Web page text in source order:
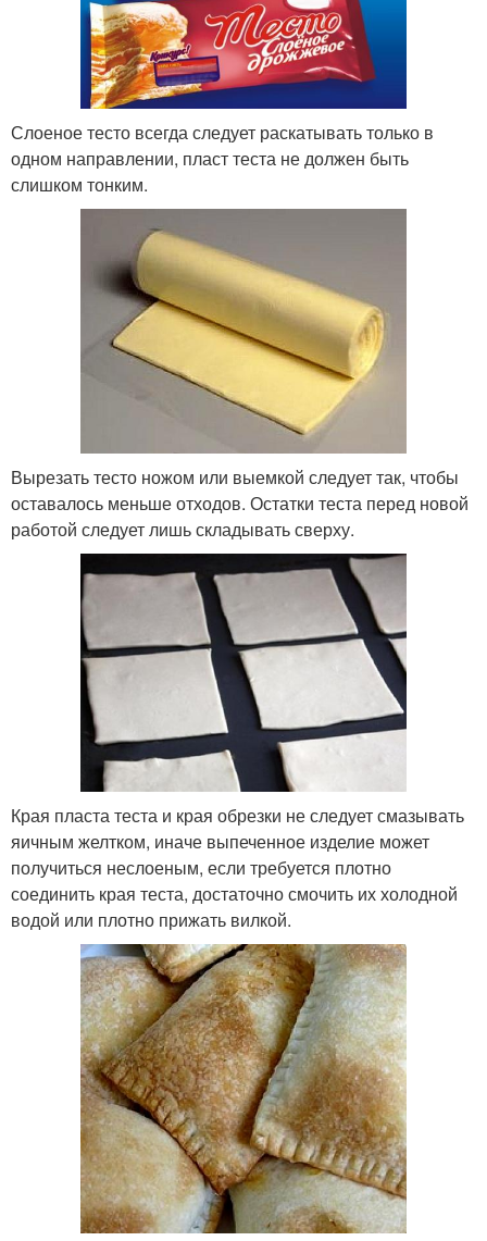
Слоеное тесто всегда следует раскатывать только в
одном направлении, пласт теста не должен быть
слишком тонким.
Вырезать тесто ножом или выемкой следует так, чтобы
оставалось меньше отходов. Остатки теста перед новой
работой следует лишь складывать сверху.
Края пласта теста и края обрезки не следует смазывать
яичным желтком, иначе выпеченное изделие может
получиться неслоеным, если требуется плотно
соединить края теста, достаточно смочить их холодной
водой или плотно прижать вилкой.